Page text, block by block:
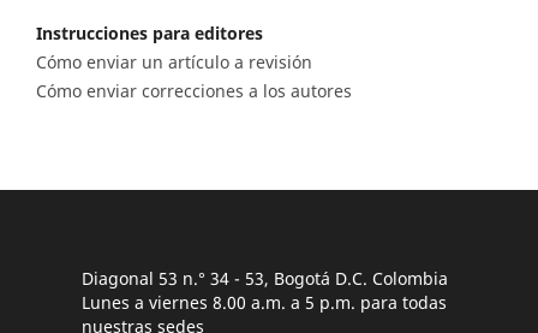
Instrucciones para editores
Cómo enviar un artículo a revisión
Cómo enviar correcciones a los autores
Diagonal 53 n.° 34 - 53, Bogotá D.C. Colombia
Lunes a viernes 8.00 a.m. a 5 p.m. para todas
nuestras sedes